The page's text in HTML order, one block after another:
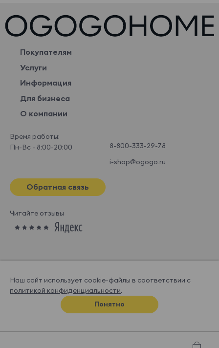
Покупателям
Услуги
Информация
Для бизнеса
О компании
Время работы:
Пн-Вс - 8:00-20:00
8-800-333-29-78
i-shop@ogogo.ru
Обратная связь
Читайте отзывы
© OGOGOHOME, 2026
Спроектировано и нарисовано вСупрематике
Наш сайт использует cookie-файлы в соответствии с
политикой конфиденциальности.
Понятно